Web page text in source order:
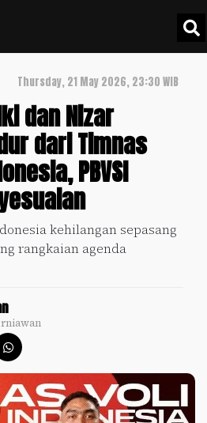
Thursday, 21 May 2026, 23:30 WIB
dan Nizar
dari Timnas
PBVSI
kehilangan sepasang
rangkaian agenda